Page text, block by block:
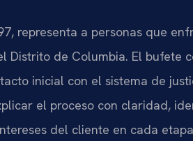
representa a personas que
Distrito de Columbia. El bufete
inicial con el sistema de
el proceso con claridad,
del cliente en cada